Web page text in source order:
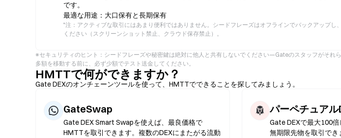
です。
最適な用途：大口保有と長期保有
*注：アクティブな取引にはあまり便利ではありません。シードフレーズはオフラインでバックアップし
ください（スクリーンショット禁止、クラウド保存禁止）。
※セキュリティのヒント：シードフレーズや秘密鍵は絶対に他人と共有しないでください—Gateのスタッフがそれ
多額を移動する前に、必ず少額でテスト送金してください。
HMTTで何ができますか？
Gate DEXのオンチェーンツールを使って、HMTTでできることを探してみましょう。
GateSwap
Gate DEX Smart Swapを使えば、最良価格で
HMTTを取引できます。複数のDEXにまたがる流動
パーペチュアル
Gate DEXで最大100
無期限先物を取引でき